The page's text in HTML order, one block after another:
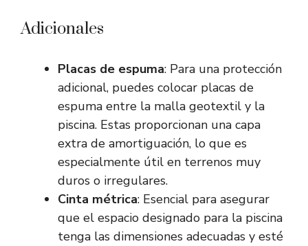
Adicionales
Placas de espuma: Para una protección
adicional, puedes colocar placas de
espuma entre la malla geotextil y la
piscina. Estas proporcionan una capa
extra de amortiguación, lo que es
especialmente útil en terrenos muy
duros o irregulares.
Cinta métrica: Esencial para asegurar
que el espacio designado para la piscina
tenga las dimensiones adecuadas y esté